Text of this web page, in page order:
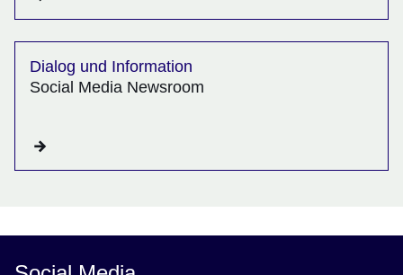
Dialog und Information
Social Media Newsroom